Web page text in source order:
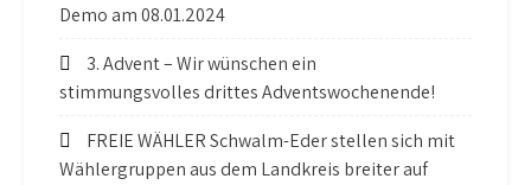
Demo am 08.01.2024
3. Advent – Wir wünschen ein
stimmungsvolles drittes Adventswochenende!
FREIE WÄHLER Schwalm-Eder stellen sich mit
Wählergruppen aus dem Landkreis breiter auf